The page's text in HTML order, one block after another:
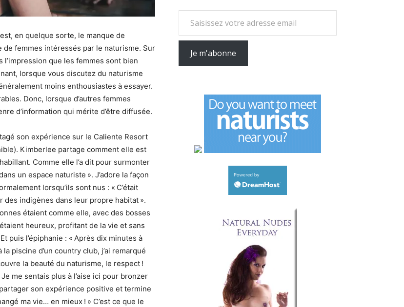
en quelque sorte, le manque de
de femmes intéressés par le naturisme. Sur
l’impression que les femmes sont bien
lorsque vous discutez du naturisme
moins enthousiastes à essayer.
Donc, lorsque d’autres femmes
d’information qui mérite d’être diffusée.
son expérience sur le Caliente Resort
Kimberlee partage comment elle est
Comme elle l’a dit pour surmonter
un espace naturiste ». J’adore la façon
lorsqu’ils sont nus : « C’était
des indigènes dans leur propre habitat ».
étaient comme elle, avec des bosses
heureux, profitant de la vie et sans
puis l’épiphanie : « Après dix minutes à
piscine d’un country club, j’ai remarqué
la beauté du naturisme, le respect !
me sentais plus à l’aise ici pour bronzer
son expérience positive et termine
ma vie… en mieux ! » C’est ce que le
Saisissez votre adresse email
Je m'abonne